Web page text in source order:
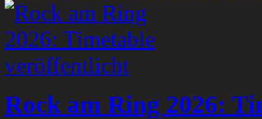
Rock am Ring 2026: